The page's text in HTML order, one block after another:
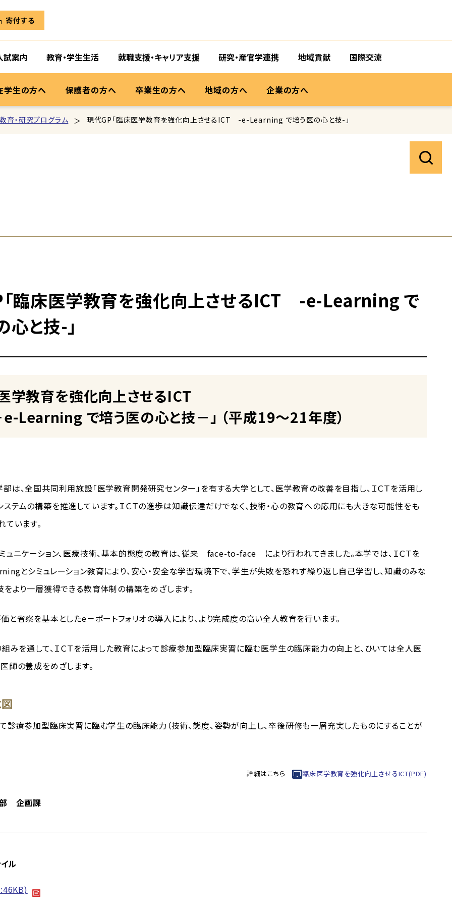
試案内 教育・学生生活 就職支援・キャリア支援 研究・産官学連携 地域貢献 国際交流
学生の方へ 保護者の方へ 卒業生の方へ 地域の方へ 企業の方へ
寄付する
育・研究プログラム 現代GP「臨床医学教育を強化向上させるICT -e-Learning で培う医の心と技-」
臨床医学教育を強化向上させるICT -e-Learning で
心と技-」
学教育を強化向上させるICT
で培う医の心と技－」 （平成19～21年度）
、全国共同利用施設「医学教育開発研究センター」を有する大学として、医学教育の改善を目指し、ＩＣＴを活用し
テムの構築を推進しています。ＩＣＴの進歩は知識伝達だけでなく、技術・心の教育への応用にも大きな可能性をも
ています。
ニケーション、医療技術、基本的態度の教育は、従来 face-to-face により行われてきました。本学では、ＩＣＴを
とシミュレーション教育により、安心・安全な学習環境下で、学生が失敗を恐れず繰り返し自己学習し、知識のみな
をより一層獲得できる教育体制の構築をめざします。
省察を基本としたe－ポートフォリオの導入により、より完成度の高い全人教育を行います。
みを通して、ＩＣＴを活用した教育によって診療参加型臨床実習に臨む医学生の臨床能力の向上と、ひいては全人医
師の養成をめざします。
療参加型臨床実習に臨む学生の臨床能力（技術、態度、姿勢が向上し、卒後研修も一層充実したものにすることが
詳細はこちら 臨床医学教育を強化向上させるICT(PDF)
部 企画課
ル